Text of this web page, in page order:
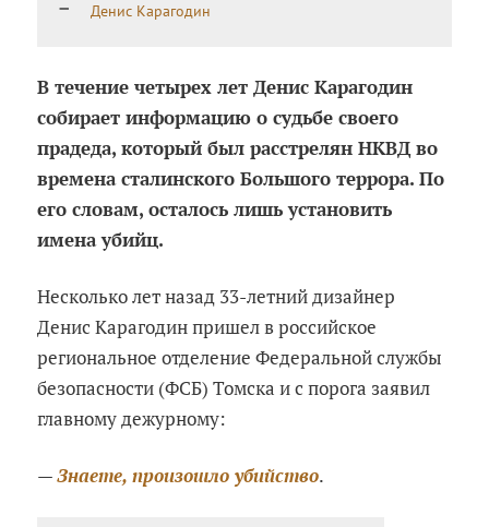
Денис Карагодин
В течение четырех лет Денис Карагодин
собирает информацию о судьбе своего
прадеда, который был расстрелян НКВД во
времена сталинского Большого террора. По
его словам, осталось лишь установить
имена убийц.
Несколько лет назад 33-летний дизайнер
Денис Карагодин пришел в российское
региональное отделение Федеральной службы
безопасности (ФСБ) Томска и с порога заявил
главному дежурному:
—Знаете, произошло убийство.